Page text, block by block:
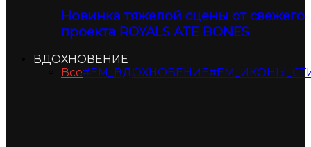
Новинка тяжелой сцены от свежего
проекта ROYALS ATE BONES
ВДОХНОВЕНИЕ
Все#ЕМ_ВДОХНОВЕНИЕ